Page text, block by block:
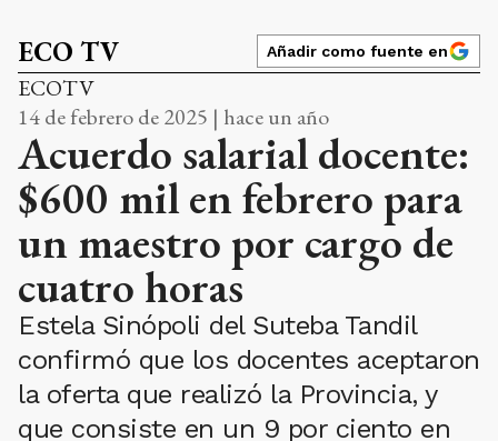
ECO TV Añadir como fuente en
ECOTV
14 de febrero de 2025 | hace un año
Acuerdo salarial docente:
$600 mil en febrero para
un maestro por cargo de
cuatro horas
Estela Sinópoli del Suteba Tandil
confirmó que los docentes aceptaron
la oferta que realizó la Provincia, y
que consiste en un 9 por ciento en